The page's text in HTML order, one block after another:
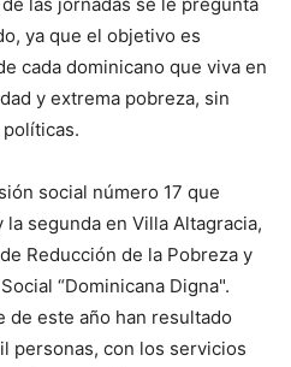
ya que el objetivo es
cada dominicano que viva en
y extrema pobreza, sin
social número 17 que
segunda en Villa Altagracia,
Reducción de la Pobreza y
“Dominicana Digna".
este año han resultado
personas, con los servicios